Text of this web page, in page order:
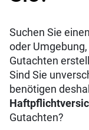
Suchen Sie einen
oder
Gutachten
Sind Sie
benötigen
Gutachten?